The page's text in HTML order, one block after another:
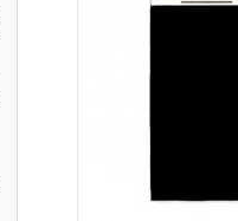
nytt batteri
vibrator, antenner
Varför köpa
Vi är grossist med
, snabb
Vanliga frågor